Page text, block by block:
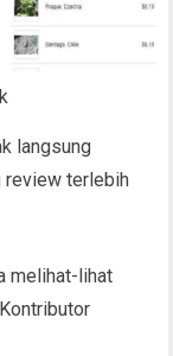
langsung
review terlebih
melihat-lihat